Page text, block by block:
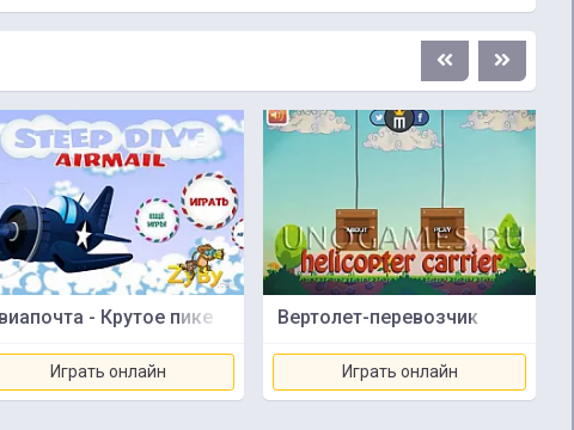
- Крутое пике
Играть онлайн
Вертолет-перевозчик
Играть онлайн